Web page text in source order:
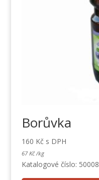
Borůvka
160 Kč s DPH
67Kč /kg
Katalogové číslo: 50008